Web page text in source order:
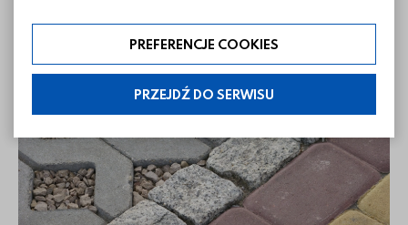
zakres klikając w „Preferencje cookies”. W każdej chwili
możesz modyfikować udzielone zgody w zakładce:
informacje i regulaminy — ustawienia cookies.
PREFERENCJE COOKIES
PRZEJDŹ DO SERWISU
Czytaj więcej